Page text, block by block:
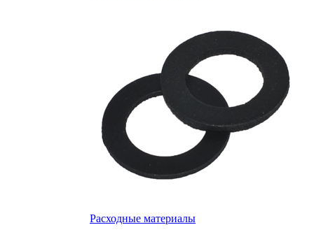
Расходные материалы